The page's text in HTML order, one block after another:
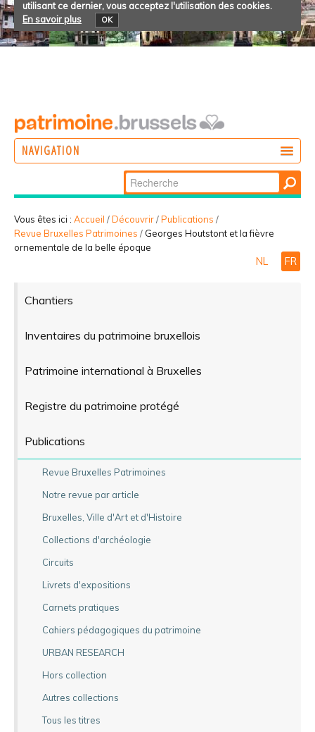
utilisant ce dernier, vous acceptez l'utilisation des cookies.
En savoir plus
OK
NAVIGATION
PARTICIPER
Chercher par
Recherche
avancée…
Vous êtes ici : Accueil /Découvrir/Publications /
Revue Bruxelles Patrimoines / Georges Houtstont et la fièvre
ornementale de la belle époque
NL FR
Chantiers
Inventaires du patrimoine bruxellois
Patrimoine international à Bruxelles
Registre du patrimoine protégé
Publications
Revue Bruxelles Patrimoines
Notre revue par article
Bruxelles, Ville d'Art et d'Histoire
Collections d'archéologie
Circuits
Livrets d'expositions
Carnets pratiques
Cahiers pédagogiques du patrimoine
URBAN RESEARCH
Hors collection
Autres collections
Tous les titres